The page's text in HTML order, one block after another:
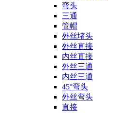
弯头
三通
管帽
外丝堵头
外丝直接
内丝直接
外丝三通
内丝三通
45°弯头
外丝弯头
直接